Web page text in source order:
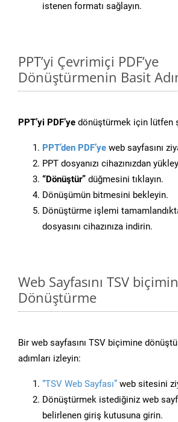
istenen formatı sağlayın.
PPT’yi Çevrimiçi PDF’ye
Dönüştürmenin Basit
PPT’yi PDF’ye dönüştürmek için lütfen
PPT’den PDF’ye web sayfasını
PPT dosyanızı cihazınızdan
“Dönüştür” düğmesini tıklayın.
Dönüşümün bitmesini bekleyin.
Dönüştürme işlemi
dosyasını cihazınıza indirin.
Web Sayfasını TSV
Dönüştürme
Bir web sayfasını TSV biçimine
adımları izleyin:
“TSV Web Sayfası” web sitesini
Dönüştürmek istediğiniz web
belirlenen giriş kutusuna girin.